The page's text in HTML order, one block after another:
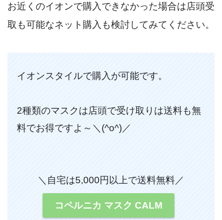
お近くのイオンで購入できなかった場合は店頭受
取も可能なネット購入も検討してみてください。
イオンスタイルで購入が可能です。
2種類のマスクは店頭で受け取りは送料も無
料でお得ですよ～＼(^o^)／
＼自宅は5,000円以上で送料無料／
コペルニカ マスク CALM